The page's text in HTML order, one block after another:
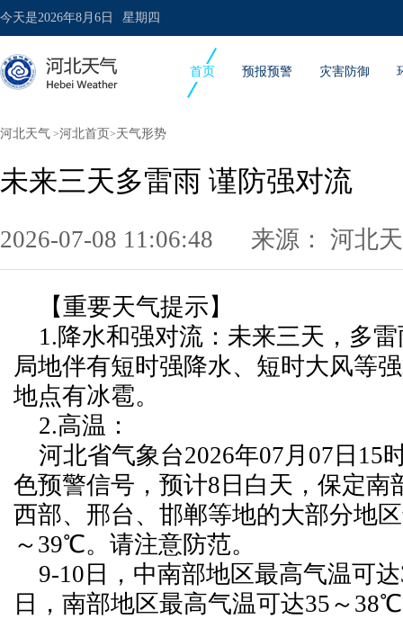
今天是2026年8月6日 星期四
首页 预报预警 灾害防御
河北天气 >河北首页 >天气形势
未来三天多雷雨 谨防强对流
2026-07-08 11:06:48 来源： 河北
【重要天气提示】
1.降水和强对流：未来三天，多
局地伴有短时强降水、短时大风等
地点有冰雹。
2.高温：
河北省气象台2026年07月07日15
色预警信号，预计8日白天，保定南
西部、邢台、邯郸等地的大部分地
～39℃。请注意防范。
9-10日，中南部地区最高气温可
日，南部地区最高气温可达35～